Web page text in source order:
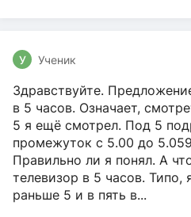
У Ученик
Здравствуйте.
в 5 часов. Означает,
5 я ещё смотрел. Под 5
промежуток с 5.00 до
Правильно ли я понял. А
телевизор в 5 часов. Типо,
раньше 5 и в пять в...